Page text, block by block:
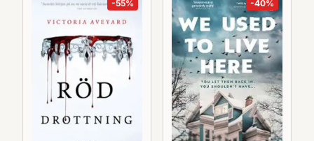
-55% -40%